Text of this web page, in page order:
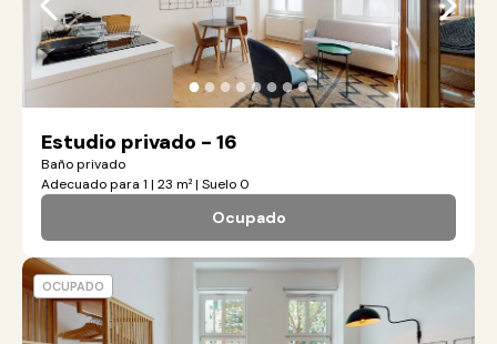
●●●●●●●●
Estudio privado - 16
Baño privado
Adecuado para 1 | 23 m² | Suelo 0
Ocupado
OCUPADO